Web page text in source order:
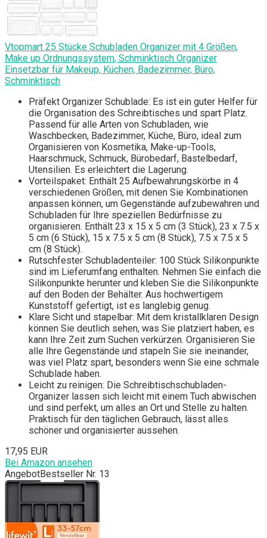
Vtopmart 25 Stücke Schubladen Organizer mit 4 Größen,
Make up Ordnungssystem, Schminktisch Organizer
Einsetzbar für Makeup, Küchen, Badezimmer, Büro,
Schminktisch
Präfekt Organizer Schublade: Es ist ein guter Helfer für
die Organisation des Schreibtisches und spart Platz.
Passend für alle Arten von Schubladen, wie
Waschbecken, Badezimmer, Küche, Büro, ideal zum
Organisieren von Kosmetika, Make-up-Tools,
Haarschmuck, Schmuck, Bürobedarf, Bastelbedarf,
Utensilien. Es erleichtert die Lagerung.
Vorteilspaket: Enthält 25 Aufbewahrungskörbe in 4
verschiedenen Größen, mit denen Sie Kombinationen
anpassen können, um Gegenstände aufzubewahren und
Schubladen für Ihre speziellen Bedürfnisse zu
organisieren. Enthält 23 x 15 x 5 cm (3 Stück), 23 x 7.5 x
5 cm (6 Stück), 15 x 7.5 x 5 cm (8 Stück), 7.5 x 7.5 x 5
cm (8 Stück).
Rutschfester Schubladenteiler: 100 Stück Silikonpunkte
sind im Lieferumfang enthalten. Nehmen Sie einfach die
Silikonpunkte herunter und kleben Sie die Silikonpunkte
auf den Boden der Behälter. Aus hochwertigem
Kunststoff gefertigt, ist es langlebig genug.
Klare Sicht und stapelbar: Mit dem kristallklaren Design
können Sie deutlich sehen, was Sie platziert haben, es
kann Ihre Zeit zum Suchen verkürzen. Organisieren Sie
alle Ihre Gegenstände und stapeln Sie sie ineinander,
was viel Platz spart, besonders wenn Sie eine schmale
Schublade haben.
Leicht zu reinigen: Die Schreibtischschubladen-
Organizer lassen sich leicht mit einem Tuch abwischen
und sind perfekt, um alles an Ort und Stelle zu halten.
Praktisch für den täglichen Gebrauch, lässt alles
schöner und organisierter aussehen.
17,95 EUR
Bei Amazon ansehen
AngebotBestseller Nr. 13